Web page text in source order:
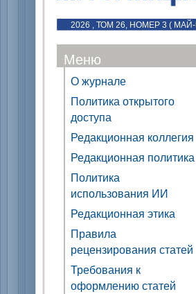
2026 , ТОМ 26, НОМЕР 3 (
Меню
О журнале
Политика открытого
доступа
Редакционная коллегия
Редакционная политика
Политика
использования ИИ
Редакционная этика
Правила
рецензирования статей
Требования к
оформлению статей